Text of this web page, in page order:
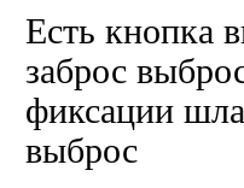
Есть кнопка
заброс
фиксации
выброс